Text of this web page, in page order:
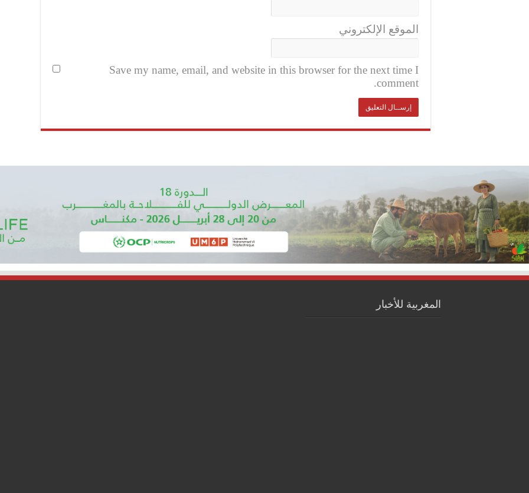
الموقع الإلكتروني
Save my name, email, and website in this browser for the next time I
comment.
المغربية للأخبار